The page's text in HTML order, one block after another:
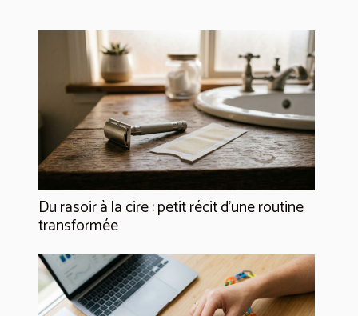
Du rasoir à la cire : petit récit d’une routine
transformée